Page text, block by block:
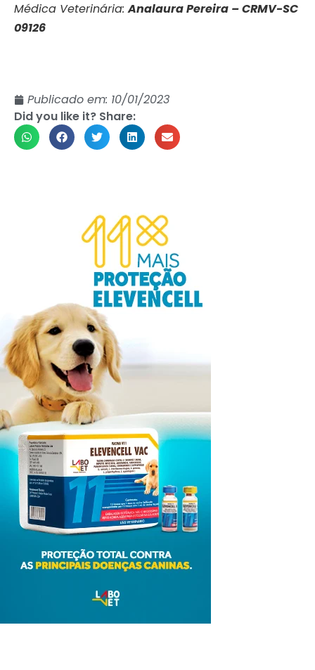
Médica Veterinária:Analaura Pereira – CRMV-SC
09126
Publicado em: 10/01/2023
Did you like it? Share: